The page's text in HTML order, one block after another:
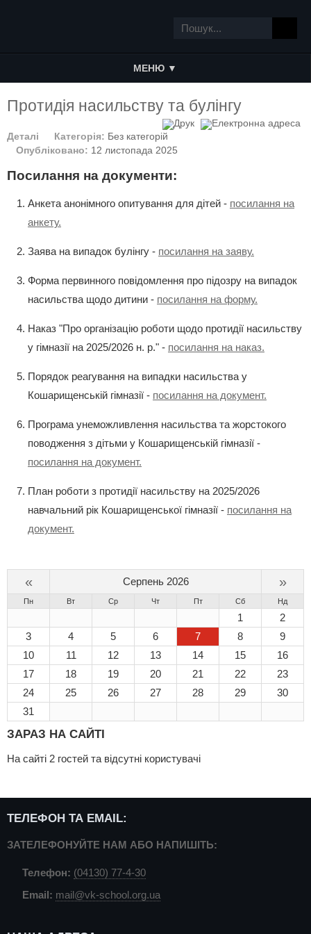
МЕНЮ ▼
Протидія насильству та булінгу
Деталі Категорія: Без категорій
Опубліковано: 12 листопада 2025
Посилання на документи:
Анкета анонімного опитування для дітей - посилання на
анкету.
Заява на випадок булінгу - посилання на заяву.
Форма первинного повідомлення про підозру на випадок
насильства щодо дитини - посилання на форму.
Наказ "Про організацію роботи щодо протидії насильству
у гімназії на 2025/2026 н. р." - посилання на наказ.
Порядок реагування на випадки насильства у
Кошарищенській гімназії - посилання на документ.
Програма унеможливлення насильства та жорстокого
поводження з дітьми у Кошарищенській гімназії -
посилання на документ.
План роботи з протидії насильству на 2025/2026
навчальний рік Кошарищенської гімназії - посилання на
документ.
« Серпень 2026 »
Пн Вт Ср Чт Пт Сб Нд
1
2
3
4 5 6 7 8
9
10
11 12 13 14 15
16
17
18 19 20 21 22
23
24
25 26 27 28 29
30
31
ЗАРАЗ НА САЙТІ
На сайті 2 гостей та відсутні користувачі
ТЕЛЕФОН ТА EMAIL:
ЗАТЕЛЕФОНУЙТЕ НАМ АБО НАПИШІТЬ:
Телефон: (04130) 77-4-30
Email: mail@vk-school.org.ua